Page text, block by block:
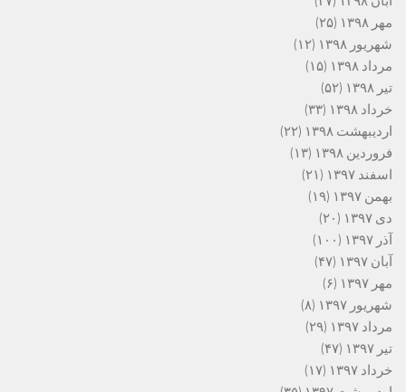
مهر ۱۳۹۸
(۲۵)
شهریور ۱۳۹۸
(۱۲)
مرداد ۱۳۹۸
(۱۵)
تیر ۱۳۹۸
(۵۲)
خرداد ۱۳۹۸
(۳۳)
اردیبهشت ۱۳۹۸
(۲۲)
فروردین ۱۳۹۸
(۱۳)
اسفند ۱۳۹۷
(۲۱)
بهمن ۱۳۹۷
(۱۹)
دی ۱۳۹۷
(۲۰)
آذر ۱۳۹۷
(۱۰۰)
آبان ۱۳۹۷
(۴۷)
مهر ۱۳۹۷
(۶)
شهریور ۱۳۹۷
(۸)
مرداد ۱۳۹۷
(۲۹)
تیر ۱۳۹۷
(۴۷)
خرداد ۱۳۹۷
(۱۷)